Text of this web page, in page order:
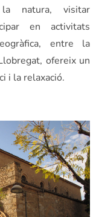
natura, visitar
en activitats
entre la
ofereix un
i la relaxació.